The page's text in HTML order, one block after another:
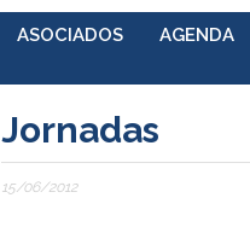
ASOCIADOS AGENDA
Jornadas
15/06/2012